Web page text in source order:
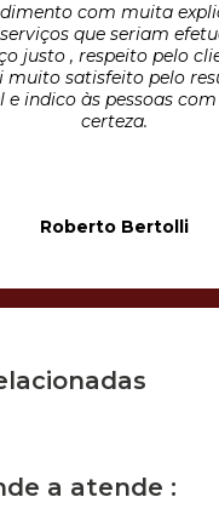
com muita
que seriam
justo , respeito pelo
muito satisfeito pelo
e indico às pessoas
certeza.
Roberto Bertolli
a atende :